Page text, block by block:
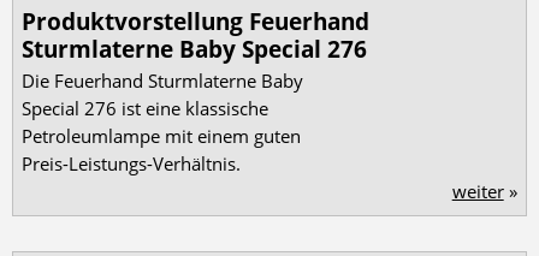
Produktvorstellung Feuerhand
Sturmlaterne Baby Special 276
Die Feuerhand Sturmlaterne Baby
Special 276 ist eine klassische
Petroleumlampe mit einem guten
Preis-Leistungs-Verhältnis.
weiter»